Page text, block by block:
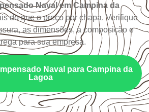
Naval em Campina da
do que o preço por chapa. Verifique
as dimensões, a composição e
para sua empresa.
Naval para Campina da
Lagoa